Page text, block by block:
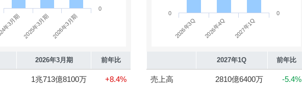
年3月期 2025年3月期 2026年3月期
0
2026年3月期 前年比
1兆713億8100万 +8.4%
2026年3Q 2026年4Q 2027年1Q
0
0
2027年1Q 前年比
売上高 2810億6400万 -5.4%